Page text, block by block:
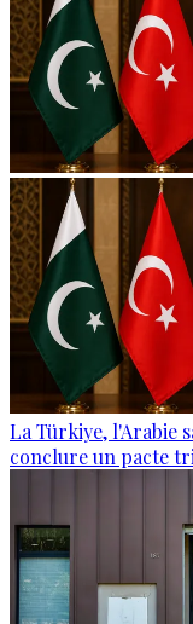
La Türkiye, l'Arabie
conclure un pacte